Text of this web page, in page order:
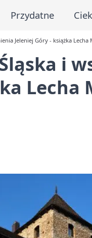
Przydatne
Jeleniej Góry - książka
i
Lecha